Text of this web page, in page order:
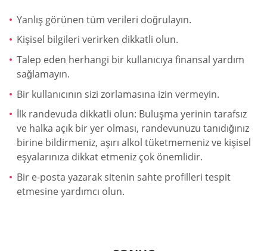
Yanlış görünen tüm verileri doğrulayın.
Kişisel bilgileri verirken dikkatli olun.
Talep eden herhangi bir kullanıcıya finansal yardım
sağlamayın.
Bir kullanıcının sizi zorlamasına izin vermeyin.
İlk randevuda dikkatli olun: Buluşma yerinin tarafsız
ve halka açık bir yer olması, randevunuzu tanıdığınız
birine bildirmeniz, aşırı alkol tüketmemeniz ve kişisel
eşyalarınıza dikkat etmeniz çok önemlidir.
Bir e-posta yazarak sitenin sahte profilleri tespit
etmesine yardımcı olun.